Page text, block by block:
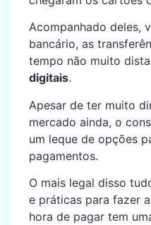
Acompanhado deles,
bancário, as
tempo não muito
digitais.
Apesar de ter muito
mercado ainda, o
um leque de opções
pagamentos.
O mais legal disso
e práticas para fazer
hora de pagar tem